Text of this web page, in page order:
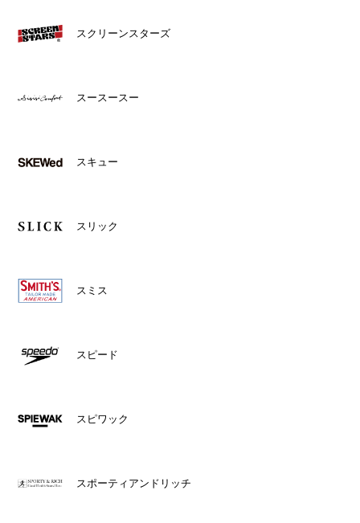
スクリーンスターズ
スースースー
スキュー
スリック
スミス
スピード
スピワック
スポーティアンドリッチ